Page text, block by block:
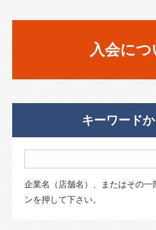
入会につ
キーワード
企業名（店舗名）、またはその一
ンを押して下さい。